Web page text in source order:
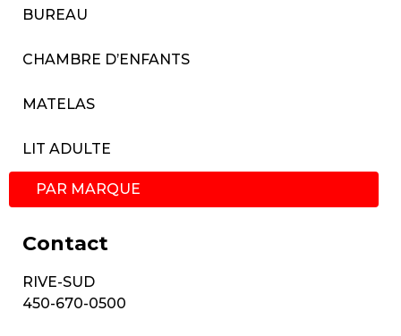
BUREAU
CHAMBRE D’ENFANTS
MATELAS
LIT ADULTE
PAR MARQUE
Contact
RIVE-SUD
450-670-0500